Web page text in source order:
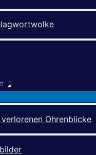
verlorenen Ohrenblicke